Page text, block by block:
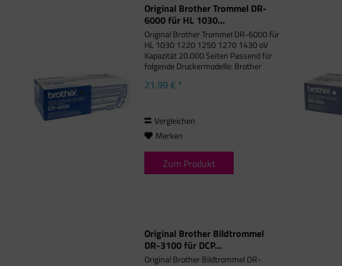
Original Brother Trommel DR-
6000 für HL 1030...
Original Brother Trommel DR-6000 für
HL 1030 1220 1250 1270 1430 oV
Kapazität 20.000 Seiten Passend für
folgende Druckermodelle: Brother
Brother Fax 4750, Brother Fax 5750,
21,99 € *
Vergleichen
Merken
Zum Produkt
Original Brother Bildtrommel
DR-3100 für DCP...
Original Brother Bildtrommel DR-